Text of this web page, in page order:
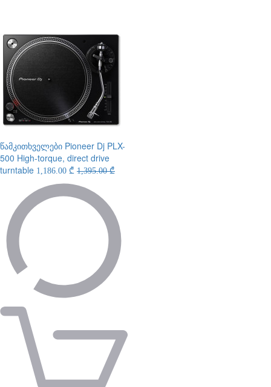
წამკითხველები Pioneer Dj PLX-
500 High-torque, direct drive
turntable 1,186.00 ₾ 1,395.00 ₾